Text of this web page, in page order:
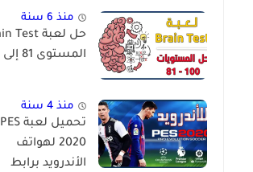
منذ 6 سنة
المستوى 81 إلى 100
منذ 4 سنة
تحميل لعبة PES
2020 لهواتف
الأندرويد برابط